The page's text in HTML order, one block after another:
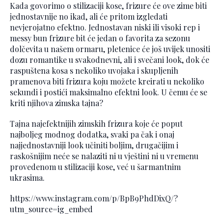
Kada govorimo o stilizaciji kose, frizure će ove zime biti
jednostavnije no ikad, ali će pritom izgledati
nevjerojatno efektno. Jednostavan niski ili visoki rep i
messy bun frizure bit će jedan o favorita za sezonu
dolčevita u našem ormaru, pletenice će još uvijek unositi
dozu romantike u svakodnevni, ali i svečani look, dok će
raspuštena kosa s nekoliko uvojaka i skupljenih
pramenova biti frizura koju možete kreirati u nekoliko
sekundi i postići maksimalno efektni look. U čemu će se
kriti njihova zimska tajna?
Tajna najefektnijih zimskih frizura koje će poput
najboljeg modnog dodatka, svaki pa čak i onaj
najjednostavniji look učiniti boljim, drugačijim i
raskošnijim neće se nalaziti ni u vještini ni u vremenu
provedenom u stilizaciji kose, već u šarmantnim
ukrasima.
https://www.instagram.com/p/BpB9PhdDixQ/?
utm_source=ig_embed